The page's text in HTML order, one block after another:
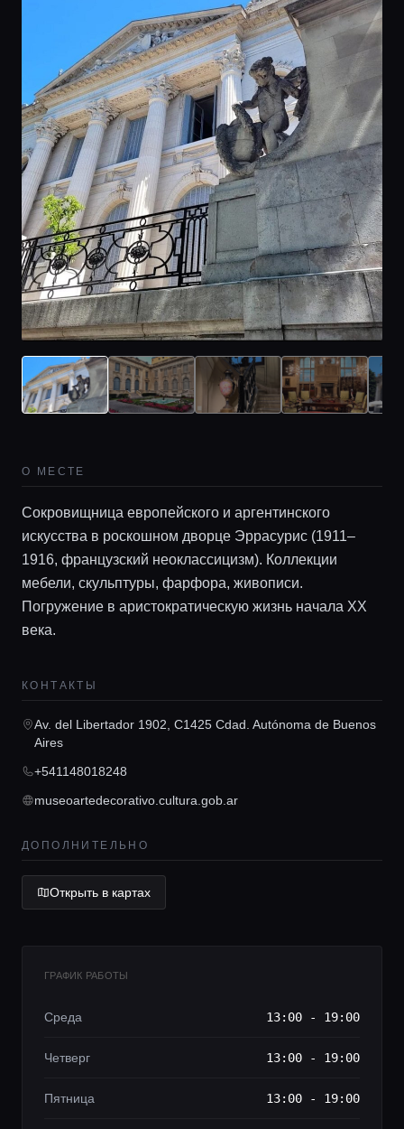
Главная
Локации
Гиды
Консьерж сервис
Lifestyle журнал
О МЕСТЕ
Сокровищница европейского и аргентинского
искусства в роскошном дворце Эррасурис (1911–
1916, французский неоклассицизм). Коллекции
мебели, скульптуры, фарфора, живописи.
Погружение в аристократическую жизнь начала XX
века.
КОНТАКТЫ
Av. del Libertador 1902, C1425 Cdad. Autónoma de Buenos
Aires
+541148018248
museoartedecorativo.cultura.gob.ar
ДОПОЛНИТЕЛЬНО
Открыть в картах
ГРАФИК РАБОТЫ
Среда 13:00 - 19:00
Четверг 13:00 - 19:00
Пятница 13:00 - 19:00